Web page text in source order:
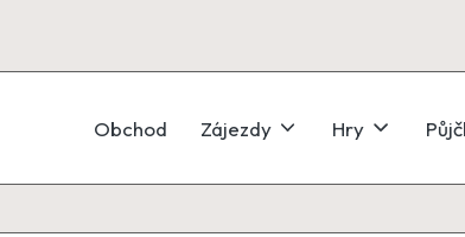
Obchod Zájezdy Hry